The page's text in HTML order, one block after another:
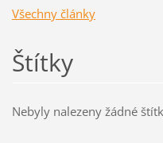
Všechny články
Štítky
Nebyly nalezeny žádné